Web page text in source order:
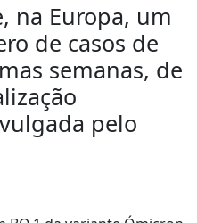
na Europa, um
de casos de
semanas, de
pelo